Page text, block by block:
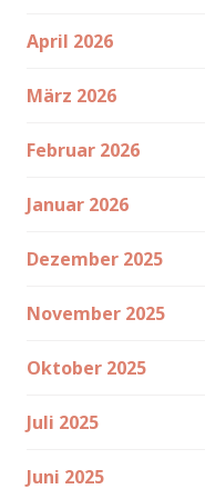
April 2026
März 2026
Februar 2026
Januar 2026
Dezember 2025
November 2025
Oktober 2025
Juli 2025
Juni 2025